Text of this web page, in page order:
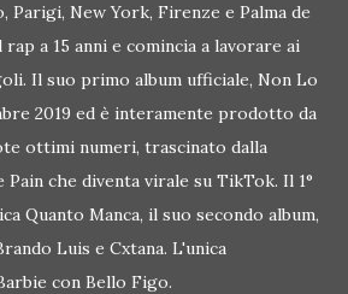
Parigi, New York, Firenze e Palma de
a 15 anni e comincia a lavorare ai
Il suo primo album ufficiale, Non Lo
2019 ed è interamente prodotto da
ottimi numeri, trascinato dalla
Pain che diventa virale su TikTok. Il 1°
Quanto Manca, il suo secondo album,
Luis e Cxtana. L'unica
con Bello Figo.